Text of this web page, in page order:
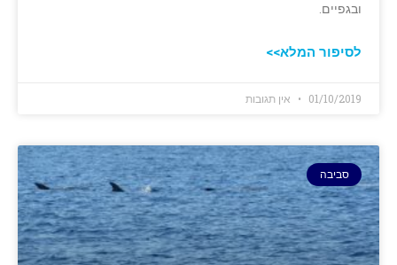
ובגפיים.
לסיפור המלא>>
01/10/2019 אין תגובות
סביבה